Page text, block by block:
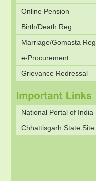
Online Pension
Birth/Death Reg.
Marriage/Gomasta Reg.
e-Procurement
Grievance Redressal
National Portal of India
Chhattisgarh State Site